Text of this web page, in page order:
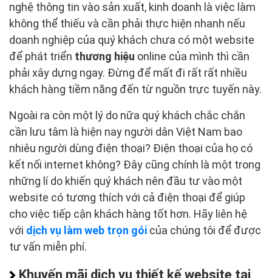
nghệ thông tin vào sản xuất, kinh doanh là việc làm
không thể thiếu và cần phải thực hiện nhanh nếu
doanh nghiệp của quý khách chưa có một website
để phát triển thương hiệu online của mình thì cần
phải xây dựng ngay. Đừng để mất đi rất rất nhiều
khách hàng tiềm năng đến từ nguồn trực tuyến này.
Ngoài ra còn một lý do nữa quý khách chắc chắn
cần lưu tâm là hiện nay người dân Việt Nam bao
nhiêu người dùng điện thoại? Điện thoại của họ có
kết nối internet không? Đây cũng chính là một trong
những lí do khiến quý khách nên đầu tư vào một
website có tương thích với cả điện thoại để giúp
cho việc tiếp cận khách hàng tốt hơn. Hãy liên hệ
với dịch vụ làm web trọn gói của chúng tôi để được
tư vấn miễn phí.
Khuyến mãi dịch vụ thiết kế website tại